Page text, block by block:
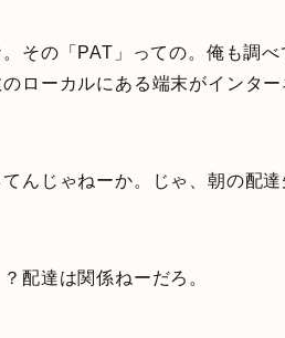
その「PAT」っての。俺も調
ローカルにある端末がインタ
んじゃねーか。じゃ、朝の配
配達は関係ねーだろ。